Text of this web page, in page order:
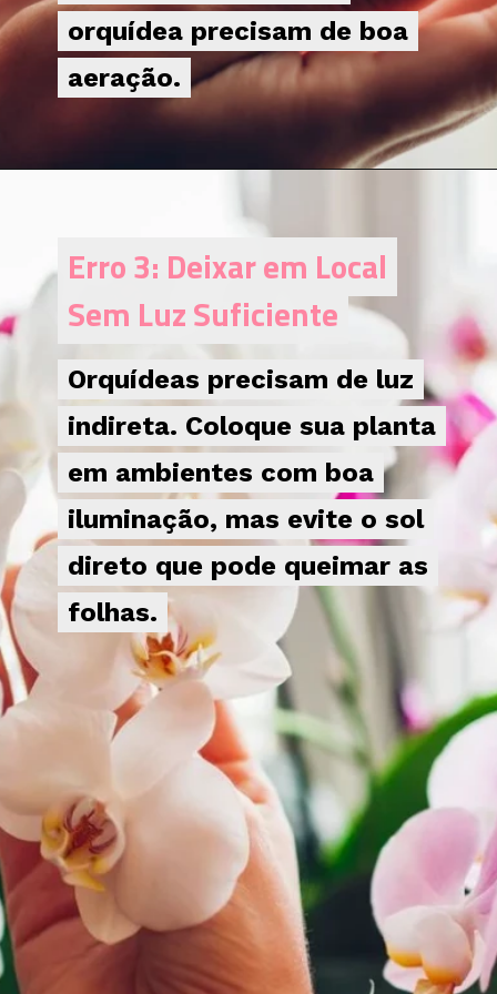
orquídea precisam de boa
aeração.
orquídea precisam de boa
aeração.
Erro 3: Deixar em Local
Sem Luz Suficiente
Erro 3: Deixar em Local
Sem Luz Suficiente
Orquídeas precisam de luz
indireta. Coloque sua planta
em ambientes com boa
iluminação, mas evite o sol
direto que pode queimar as
folhas.
Orquídeas precisam de luz
indireta. Coloque sua planta
em ambientes com boa
iluminação, mas evite o sol
direto que pode queimar as
folhas.